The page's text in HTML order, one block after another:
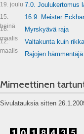
19. joulu 7.0. Joulukertomus
15.
heinä
16.9. Meister
16.
maalis
Myrskyävä raja
12.
maalis
Valtakunta kuin
Rajojen
Mimeettinen
Sivulatauksia sitten